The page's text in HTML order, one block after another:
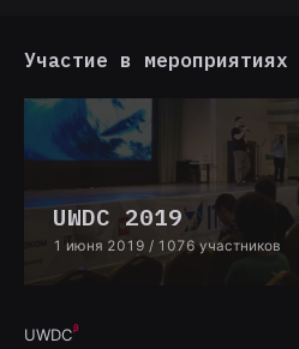
Участие в мероприятиях
UWDC 2019
1 июня 2019 / 1076 участников
UWDC